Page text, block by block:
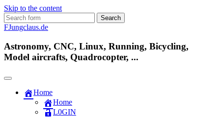
Skip to the content
Search
for:
FJungclaus.de
Astronomy, CNC, Linux, Running, Bicycling,
Model aircrafts, Quadrocopter, ...
Home
Home
L​0​​GIN